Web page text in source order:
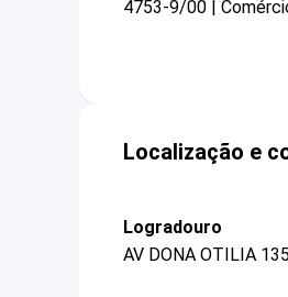
4753-9/00 |
Localização e
Logradouro
AV DONA OTILIA